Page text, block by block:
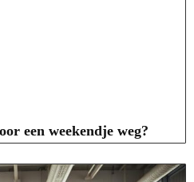
een weekendje weg?